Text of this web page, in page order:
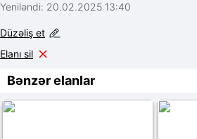
Yeniləndi: 20.02.2025 13:40
Düzəliş et
Elanı sil
Bənzər elanlar